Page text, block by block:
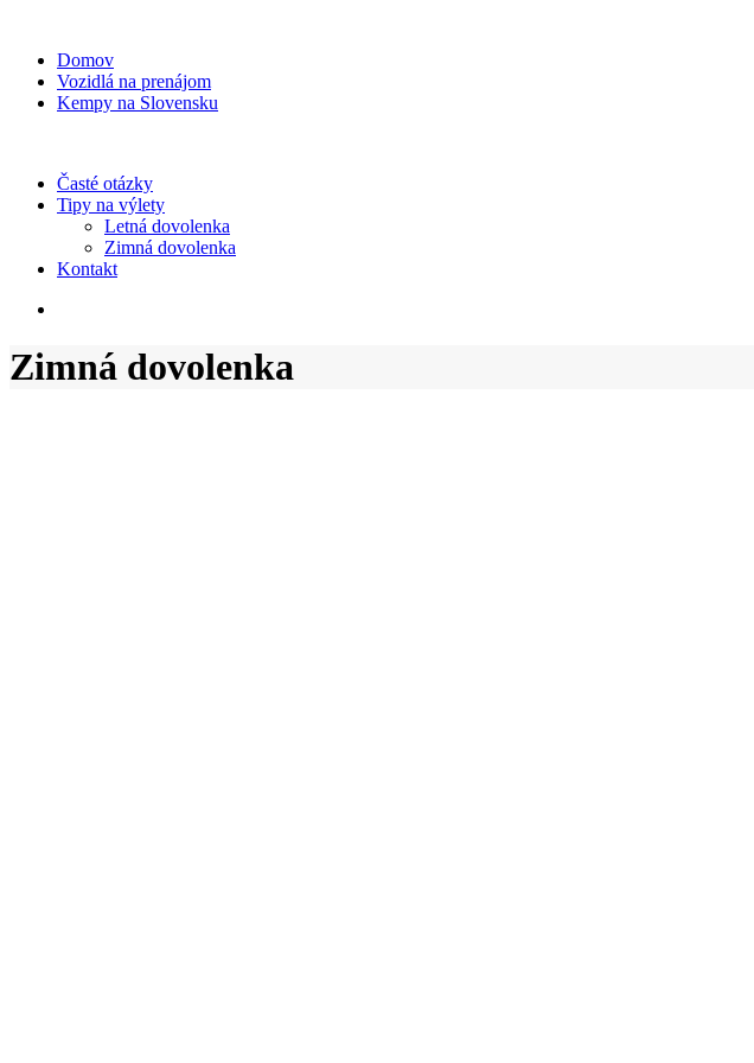
Domov
Vozidlá na prenájom
Kempy na Slovensku
Časté otázky
Tipy na výlety
Letná dovolenka
Zimná dovolenka
Kontakt
Zimná dovolenka